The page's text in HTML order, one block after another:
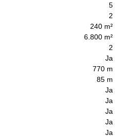
5
2
240 m²
6.800 m²
2
Ja
770 m
85 m
Ja
Ja
Ja
Ja
Ja